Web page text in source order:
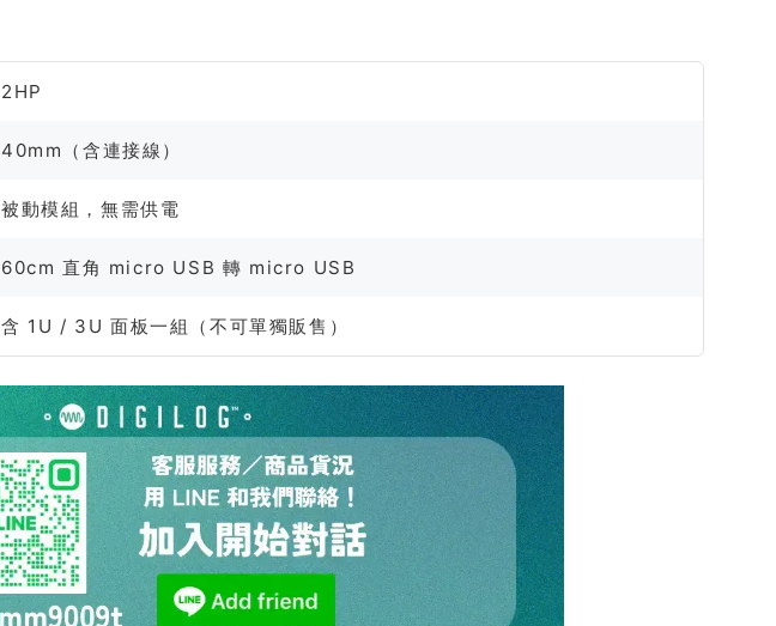
2HP
40mm（含連接線）
被動模組，無需供電
60cm 直角 micro USB 轉 micro USB
含 1U / 3U 面板一組（不可單獨販售）